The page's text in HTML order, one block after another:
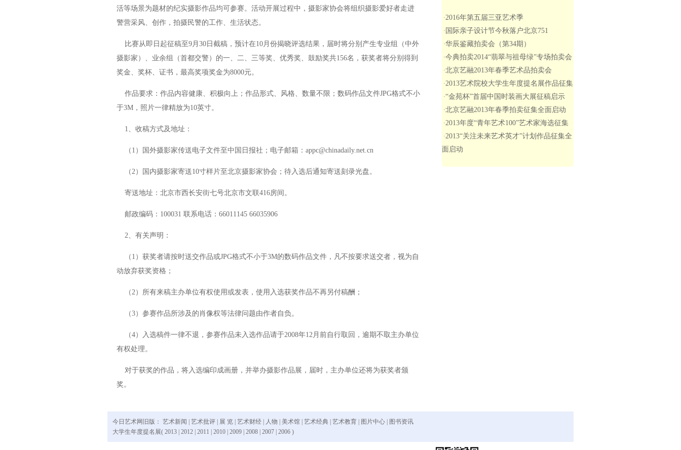
活等场景为题材的纪实摄影作品均可参赛。活动开展过程中，摄影家协会将组织摄影爱好者走进
警营采风、创作，拍摄民警的工作、生活状态。
比赛从即日起征稿至9月30日截稿，预计在10月份揭晓评选结果，届时将分别产生专业组（中外
摄影家）、业余组（首都交警）的一、二、三等奖、优秀奖、鼓励奖共156名，获奖者将分别得到
奖金、奖杯、证书，最高奖项奖金为8000元。
作品要求：作品内容健康、积极向上；作品形式、风格、数量不限；数码作品文件JPG格式不小
于3M，照片一律精放为10英寸。
1、收稿方式及地址：
（1）国外摄影家传送电子文件至中国日报社；电子邮箱： appc@chinadaily.net.cn
（2）国内摄影家寄送10寸样片至北京摄影家协会；待入选后通知寄送刻录光盘。
寄送地址：北京市西长安街七号北京市文联416房间。
邮政编码：100031 联系电话：66011145 66035906
2、有关声明：
（1）获奖者请按时送交作品或JPG格式不小于3M的数码作品文件，凡不按要求送交者，视为自
动放弃获奖资格；
（2）所有来稿主办单位有权使用或发表，使用入选获奖作品不再另付稿酬；
（3）参赛作品所涉及的肖像权等法律问题由作者自负。
（4）入选稿件一律不退，参赛作品未入选作品请于2008年12月前自行取回，逾期不取主办单位
有权处理。
对于获奖的作品，将入选编印成画册，并举办摄影作品展，届时，主办单位还将为获奖者颁
奖。
·2016年第五届三亚艺术季
· 国际亲子设计节今秋落户北京751
·华辰鉴藏拍卖会（第34期）
·今典拍卖2014“翡翠与祖母绿”专场拍卖会
·北京艺融2013年春季艺术品拍卖会
·2013艺术院校大学生年度提名展作品征集
·“金苑杯”首届中国时装画大展征稿启示
·北京艺融2013年春季拍卖征集全面启动
·2013年度“青年艺术100”艺术家海选征集
·2013“关注未来艺术英才”计划作品征集全
面启动
今日艺术网旧版： 艺术新闻 艺术批评 展 览 艺术财经 人物 美术馆 艺术经典 艺术教育 图片中心
图书资讯
大学生年度提名展( 2013 2012 2011 2010 2009 2008 2007 2006 )